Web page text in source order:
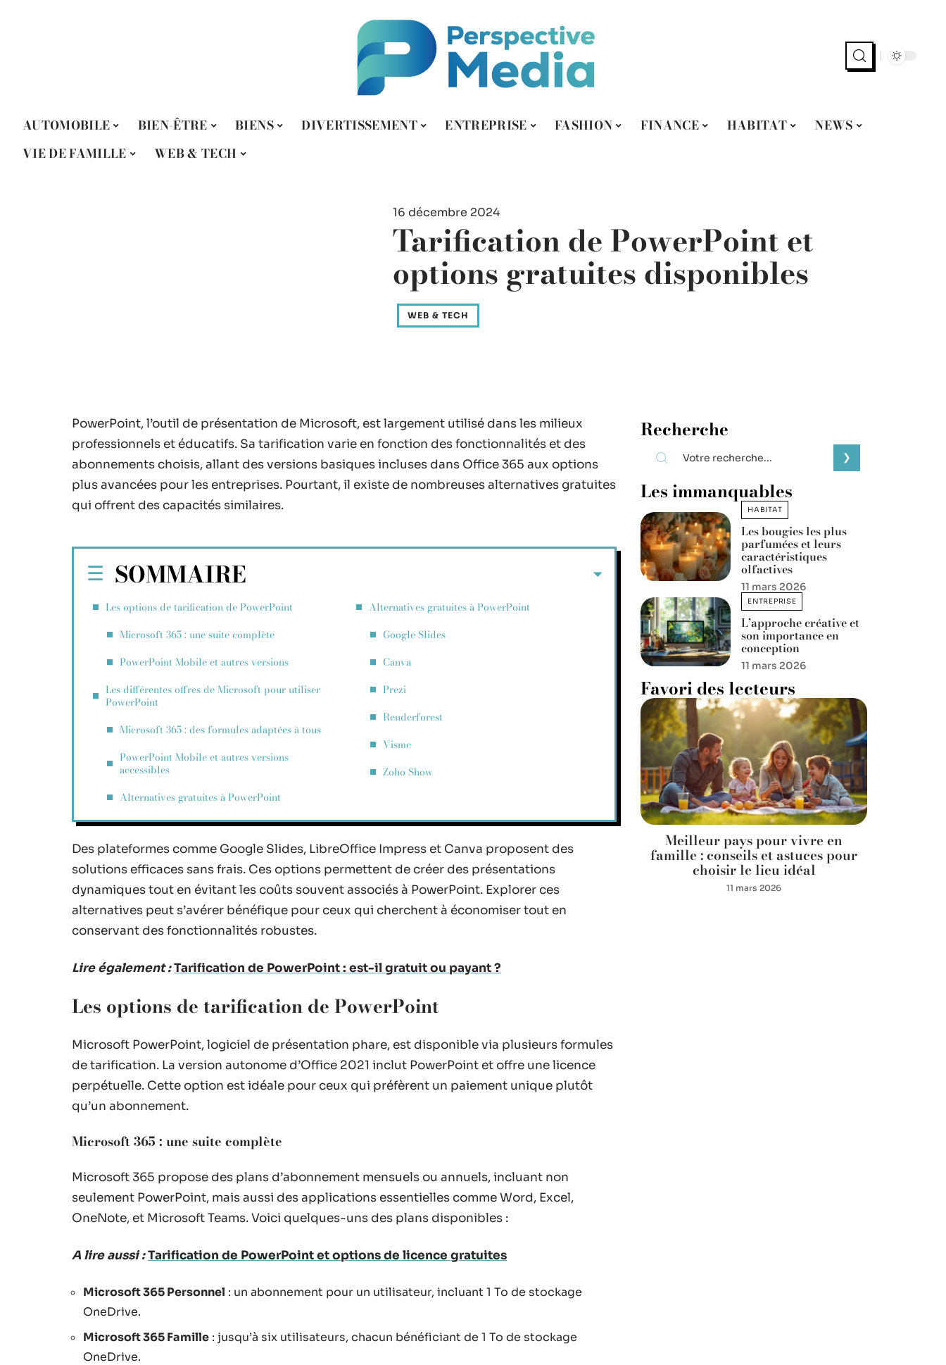
AUTOMOBILE BIEN-ÊTRE BIENS DIVERTISSEMENT ENTREPRISE FASHION FINANCE HABITAT
NEWS
VIE DE FAMILLE
WEB & TECH
16 décembre 2024
Tarification de PowerPoint et
options gratuites disponibles
WEB & TECH
PowerPoint, l’outil de présentation de Microsoft, est largement utilisé dans les milieux
professionnels et éducatifs. Sa tarification varie en fonction des fonctionnalités et des
abonnements choisis, allant des versions basiques incluses dans Office 365 aux options
plus avancées pour les entreprises. Pourtant, il existe de nombreuses alternatives gratuites
qui offrent des capacités similaires.
SOMMAIRE
Les options de tarification de PowerPoint
Microsoft 365 : une suite complète
PowerPoint Mobile et autres versions
Les différentes offres de Microsoft pour utiliser
PowerPoint
Microsoft 365 : des formules adaptées à tous
PowerPoint Mobile et autres versions
accessibles
Alternatives gratuites à PowerPoint
Alternatives gratuites à PowerPoint
Google Slides
Canva
Prezi
Renderforest
Visme
Zoho Show
Des plateformes comme Google Slides, LibreOffice Impress et Canva proposent des
solutions efficaces sans frais. Ces options permettent de créer des présentations
dynamiques tout en évitant les coûts souvent associés à PowerPoint. Explorer ces
alternatives peut s’avérer bénéfique pour ceux qui cherchent à économiser tout en
conservant des fonctionnalités robustes.
Lire également :Tarification de PowerPoint : est-il gratuit ou payant ?
Les options de tarification de PowerPoint
Microsoft PowerPoint, logiciel de présentation phare, est disponible via plusieurs formules
de tarification. La version autonome d’Office 2021 inclut PowerPoint et offre une licence
perpétuelle. Cette option est idéale pour ceux qui préfèrent un paiement unique plutôt
qu’un abonnement.
Microsoft 365 : une suite complète
Microsoft 365 propose des plans d’abonnement mensuels ou annuels, incluant non
seulement PowerPoint, mais aussi des applications essentielles comme Word, Excel,
OneNote, et Microsoft Teams. Voici quelques-uns des plans disponibles :
A lire aussi :Tarification de PowerPoint et options de licence gratuites
Microsoft 365 Personnel : un abonnement pour un utilisateur, incluant 1 To de stockage
OneDrive.
Microsoft 365 Famille : jusqu’à six utilisateurs, chacun bénéficiant de 1 To de stockage
OneDrive.
Recherche
Les immanquables
HABITAT
Les bougies les plus
parfumées et leurs
caractéristiques
olfactives
11 mars 2026
ENTREPRISE
L’approche créative et
son importance en
conception
11 mars 2026
Favori des lecteurs
Meilleur pays pour vivre en
famille : conseils et astuces pour
choisir le lieu idéal
11 mars 2026